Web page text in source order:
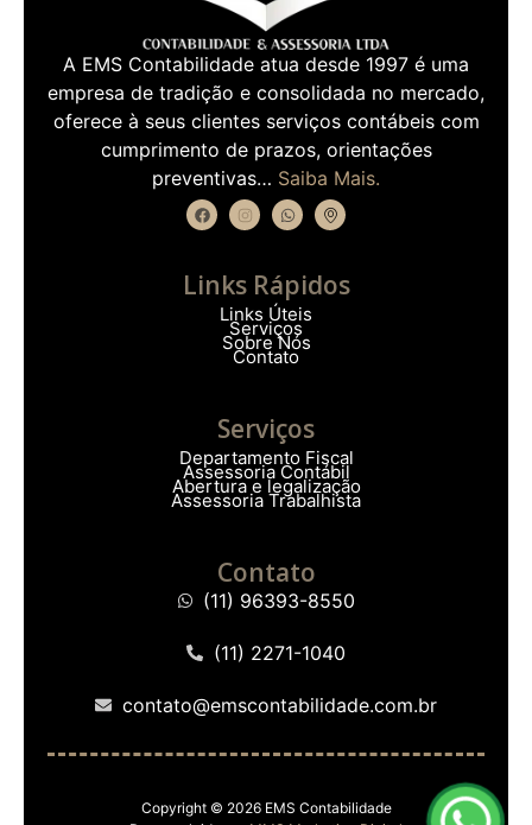
A EMS Contabilidade atua desde 1997 é uma
empresa de tradição e consolidada no mercado,
oferece à seus clientes serviços contábeis com
cumprimento de prazos, orientações
preventivas… Saiba Mais.
Links Rápidos
Links Úteis
Serviços
Sobre Nós
Contato
Serviços
Departamento Fiscal
Assessoria Contábil
Abertura e legalização
Assessoria Trabalhista
Contato
(11) 96393-8550
(11) 2271-1040
contato@emscontabilidade.com.br
Copyright © 2026 EMS Contabilidade